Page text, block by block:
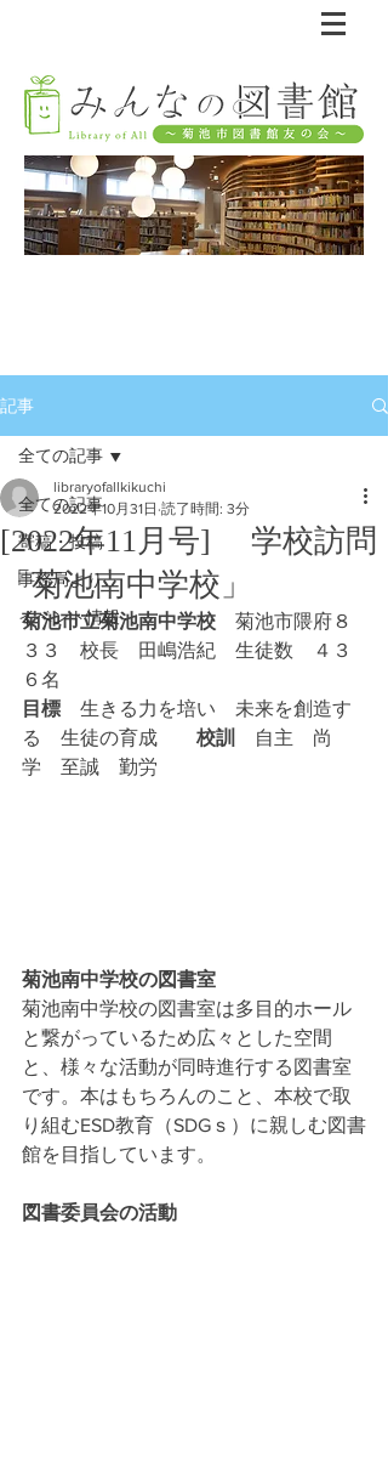
記事
全ての記事
寄稿・投稿
事務局より
イベント情報
全ての記事
[2022年11月号] 学校訪問
「菊池南中学校」
libraryofallkikuchi
2022年10月31日 読了時間: 3分
菊池市立菊池南中学校 菊池市隈府８
３３　校長　田嶋浩紀　生徒数　４３
６名
目標 生きる力を培い　未来を創造す
る　生徒の育成 校訓
自主　尚
学　至誠　勤労
菊池南中学校の図書室
菊池南中学校の図書室は多目的ホール
と繋がっているため広々とした空間
と、様々な活動が同時進行する図書室
です。本はもちろんのこと、本校で取
り組むESD教育（SDGｓ）に親しむ図書
館を目指しています。
図書委員会の活動